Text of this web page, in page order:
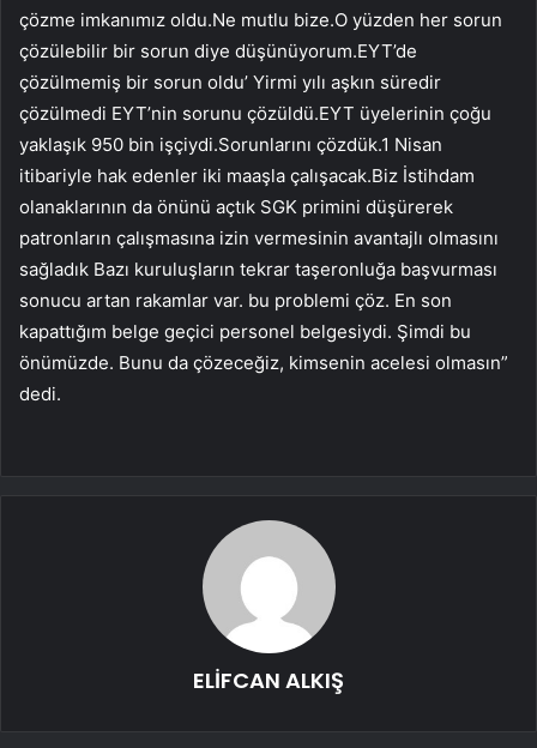
çözme imkanımız oldu.Ne mutlu bize.O yüzden her sorun
çözülebilir bir sorun diye düşünüyorum.EYT’de
çözülmemiş bir sorun oldu’ Yirmi yılı aşkın süredir
çözülmedi EYT’nin sorunu çözüldü.EYT üyelerinin çoğu
yaklaşık 950 bin işçiydi.Sorunlarını çözdük.1 Nisan
itibariyle hak edenler iki maaşla çalışacak.Biz İstihdam
olanaklarının da önünü açtık SGK primini düşürerek
patronların çalışmasına izin vermesinin avantajlı olmasını
sağladık Bazı kuruluşların tekrar taşeronluğa başvurması
sonucu artan rakamlar var. bu problemi çöz. En son
kapattığım belge geçici personel belgesiydi. Şimdi bu
önümüzde. Bunu da çözeceğiz, kimsenin acelesi olmasın”
dedi.
ELİFCAN ALKIŞ